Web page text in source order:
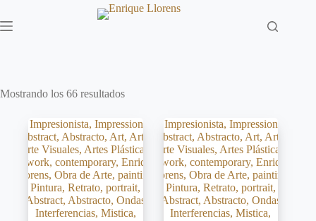
contenido
Mostrando los 66 resultados